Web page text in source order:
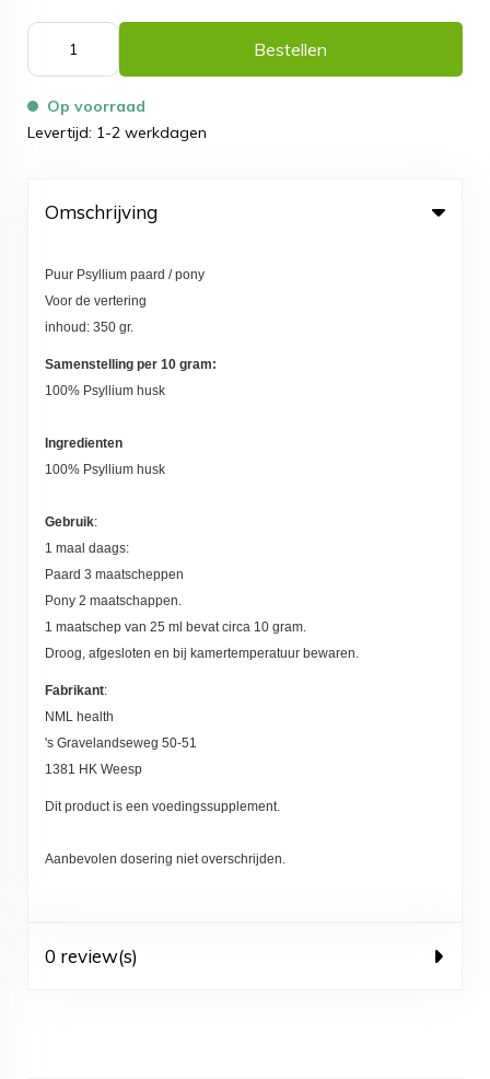
Bestellen
Op voorraad
Levertijd: 1-2 werkdagen
Omschrijving
Puur Psyllium paard / pony
Voor de vertering
inhoud: 350 gr.
Samenstelling per 10 gram:
100% Psyllium husk
Ingredienten
100% Psyllium husk
Gebruik:
1 maal daags:
Paard 3 maatscheppen
Pony 2 maatschappen.
1 maatschep van 25 ml bevat circa 10 gram.
Droog, afgesloten en bij kamertemperatuur bewaren.
Fabrikant:
NML health
's Gravelandseweg 50-51
1381 HK Weesp
Dit product is een voedingssupplement.
Aanbevolen dosering niet overschrijden.
0 review(s)